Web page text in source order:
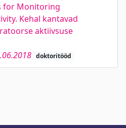
for Monitoring
Kehal kantavad
aktiivsuse
doktoritööd